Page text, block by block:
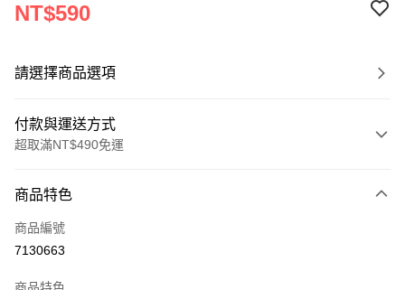
NT$590
請選擇商品選項
付款與運送方式
超取滿NT$490免運
信用卡一次付款
超商取貨付款
商品特色
商品編號
7130663